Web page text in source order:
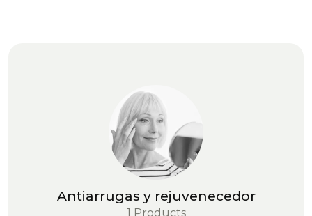
Antiarrugas y rejuvenecedor
1 Products